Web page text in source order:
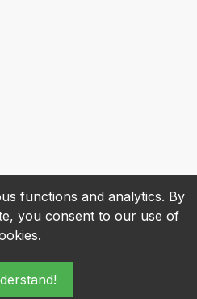
functions and analytics. By
you consent to our use of
I” - All rights reserved.